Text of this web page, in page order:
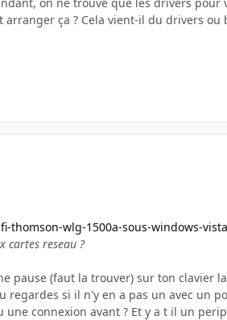
ça ? Cela vient-il du drivers
wlg-1500a-sous-windows-
cartes reseau ?
pause (faut la trouver) sur ton clavier
si il n'y en a pas un avec un
connexion avant ? Et y a t il un